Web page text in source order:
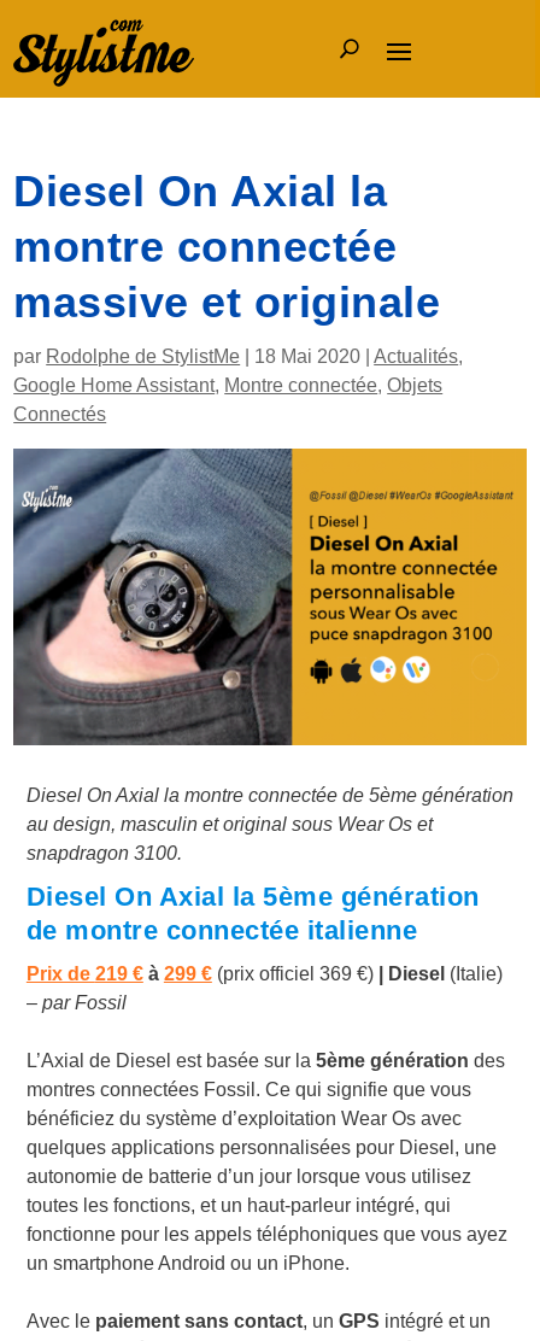
Diesel On Axial la
montre connectée
massive et originale
par Rodolphe de StylistMe 18 Mai 2020 |Actualités,
Google Home Assistant, Montre connectée,Objets
Connectés
Diesel On Axial la montre connectée de 5ème génération
au design, masculin et original sous Wear Os et
snapdragon 3100.
Diesel On Axial la 5ème génération
de montre connectée italienne
Prix de 219 €à 299 €(prix officiel 369 €) | Diesel (Italie)
– par Fossil
L’Axial de Diesel est basée sur la 5ème génération des
montres connectées Fossil. Ce qui signifie que vous
bénéficiez du système d’exploitation Wear Os avec
quelques applications personnalisées pour Diesel, une
autonomie de batterie d’un jour lorsque vous utilisez
toutes les fonctions, et un haut-parleur intégré, qui
fonctionne pour les appels téléphoniques que vous ayez
un smartphone Android ou un iPhone.
Avec le paiement sans contact, un GPS intégré et un